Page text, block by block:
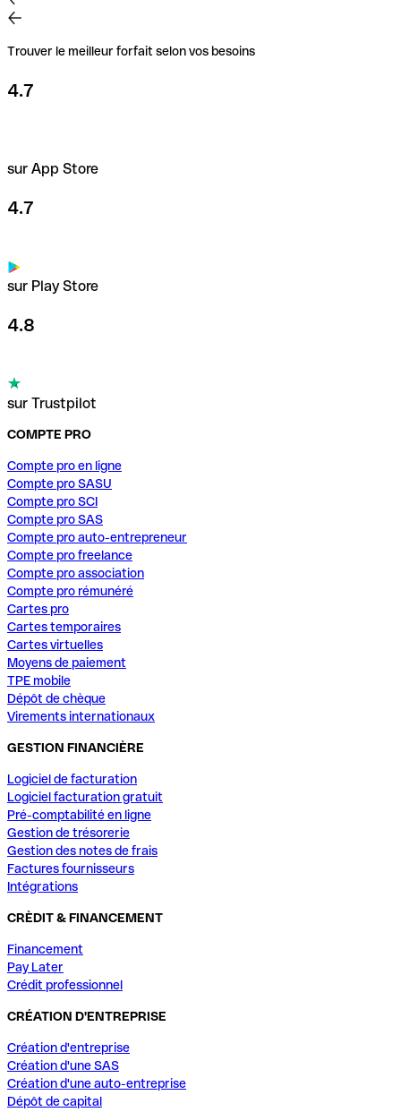
Trouver le meilleur forfait selon vos besoins
4.7
sur App Store
4.7
sur Play Store
4.8
sur Trustpilot
COMPTE PRO
Compte pro en ligne
Compte pro SASU
Compte pro SCI
Compte pro SAS
Compte pro auto-entrepreneur
Compte pro freelance
Compte pro association
Compte pro rémunéré
Cartes pro
Cartes temporaires
Cartes virtuelles
Moyens de paiement
TPE mobile
Dépôt de chèque
Virements internationaux
GESTION FINANCIÈRE
Logiciel de facturation
Logiciel facturation gratuit
Pré-comptabilité en ligne
Gestion de trésorerie
Gestion des notes de frais
Factures fournisseurs
Intégrations
CRÈDIT & FINANCEMENT
Financement
Pay Later
Crédit professionnel
CRÉATION D'ENTREPRISE
Création d'entreprise
Création d'une SAS
Création d'une auto-entreprise
Dépôt de capital